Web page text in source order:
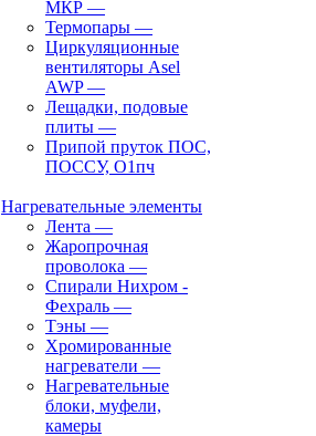
МКР —
Термопары —
Циркуляционные
вентиляторы Asel
AWP—
Лещадки, подовые
плиты —
Припой пруток ПОС,
ПОССУ, О1пч
Нагревательные элементы
Лента —
Жаропрочная
проволока —
Спирали Нихром -
Фехраль —
Тэны —
Хромированные
нагреватели —
Нагревательные
блоки, муфели,
камеры